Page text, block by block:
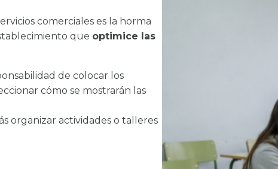
comerciales es la horma
que optimice las
de colocar los
cómo se mostrarán las
organizar actividades o talleres